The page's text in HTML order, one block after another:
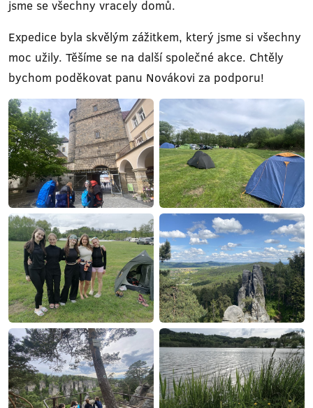
jsme se všechny vracely domů.
Expedice byla skvělým zážitkem, který jsme si všechny
moc užily. Těšíme se na další společné akce. Chtěly
bychom poděkovat panu Novákovi za podporu!